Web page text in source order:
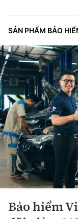
SẢN PHẨM BẢO
Bảo hiểm